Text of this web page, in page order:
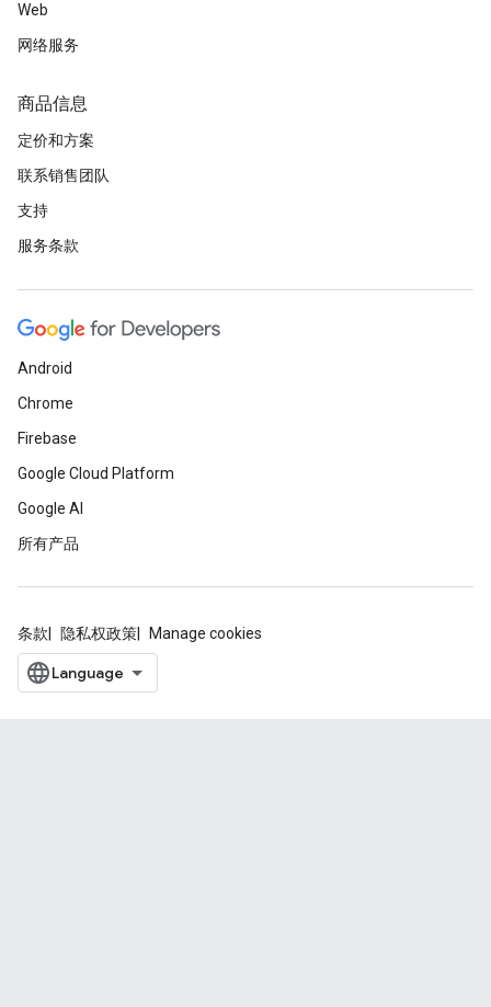
Web
网络服务
商品信息
定价和方案
联系销售团队
支持
服务条款
Android
Chrome
Firebase
Google Cloud Platform
Google AI
所有产品
条款 隐私权政策 Manage cookies